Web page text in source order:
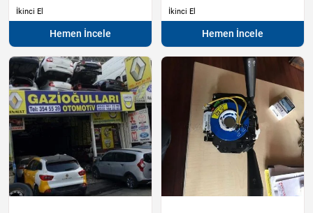
İkinci El
Hemen İncele
İkinci El
Hemen İncele